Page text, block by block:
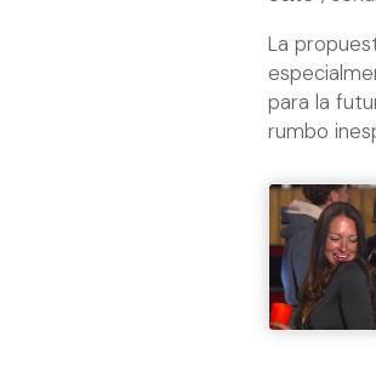
La
para la
rumbo